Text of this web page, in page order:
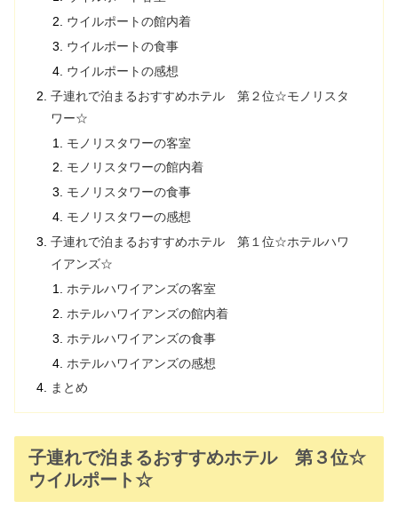
ウイルポートの館内着
ウイルポートの食事
ウイルポートの感想
子連れで泊まるおすすめホテル 第２位☆モノリスタ
ワー☆
モノリスタワーの客室
モノリスタワーの館内着
モノリスタワーの食事
モノリスタワーの感想
子連れで泊まるおすすめホテル 第１位☆ホテルハワ
イアンズ☆
ホテルハワイアンズの客室
ホテルハワイアンズの館内着
ホテルハワイアンズの食事
ホテルハワイアンズの感想
まとめ
子連れで泊まるおすすめホテル 第３位☆
ウイルポート☆